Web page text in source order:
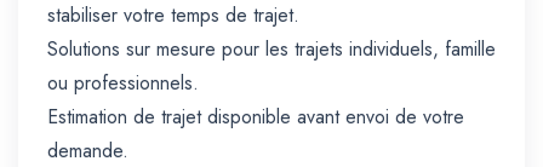
stabiliser votre temps de trajet.
Solutions sur mesure pour les trajets individuels, famille
ou professionnels.
Estimation de trajet disponible avant envoi de votre
demande.